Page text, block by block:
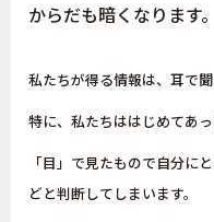
からだも暗くなります。
私たちが得る情報は、耳で
特に、私たちははじめてあ
「目」で見たもので自分に
どと判断してしまいます。